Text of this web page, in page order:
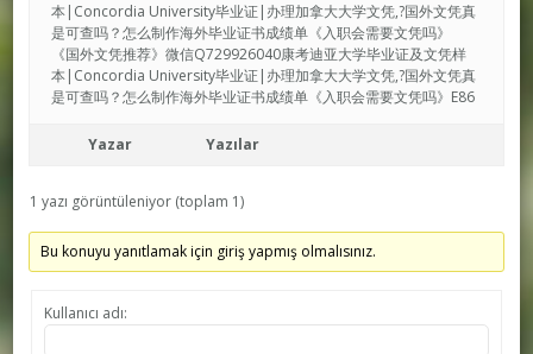
本|Concordia University毕业证|办理加拿大大学文凭,?国外文凭真
是可查吗？怎么制作海外毕业证书成绩单《入职会需要文凭吗》
《国外文凭推荐》微信Q729926040康考迪亚大学毕业证及文凭样
本|Concordia University毕业证|办理加拿大大学文凭,?国外文凭真
是可查吗？怎么制作海外毕业证书成绩单《入职会需要文凭吗》E86
Yazar Yazılar
1 yazı görüntüleniyor (toplam 1)
Bu konuyu yanıtlamak için giriş yapmış olmalısınız.
Kullanıcı adı: